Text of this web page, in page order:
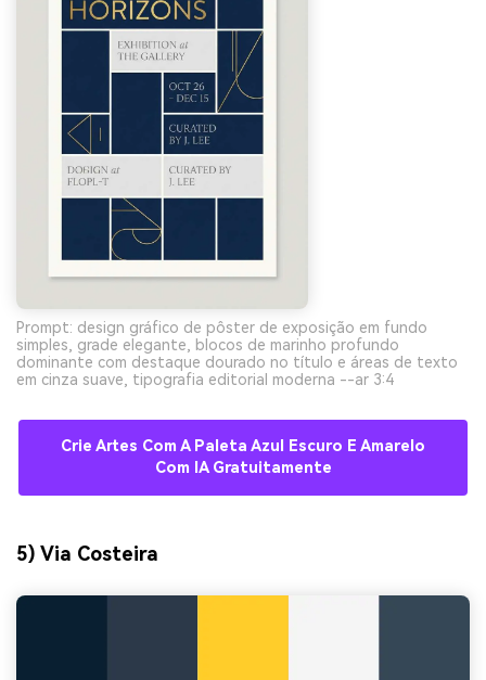
Prompt: design gráfico de pôster de exposição em fundo
simples, grade elegante, blocos de marinho profundo
dominante com destaque dourado no título e áreas de texto
em cinza suave, tipografia editorial moderna --ar 3:4
Crie Artes Com A Paleta Azul Escuro E Amarelo
Com IA Gratuitamente
5) Via Costeira
Crie imagens com
IA sem limites.
100% grátis!
Comece Grátis →